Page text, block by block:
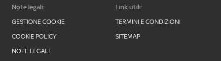
Note legali:
GESTIONE COOKIE
COOKIE POLICY
NOTE LEGALI
Link utili:
TERMINI E CONDIZIONI
SITEMAP